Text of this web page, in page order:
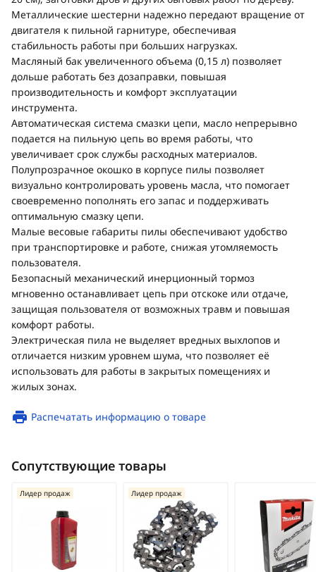
Металлические шестерни надежно передают вращение от
двигателя к пильной гарнитуре, обеспечивая
стабильность работы при больших нагрузках.
Масляный бак увеличенного объема (0,15 л) позволяет
дольше работать без дозаправки, повышая
производительность и комфорт эксплуатации
инструмента.
Автоматическая система смазки цепи, масло непрерывно
подается на пильную цепь во время работы, что
увеличивает срок службы расходных материалов.
Полупрозрачное окошко в корпусе пилы позволяет
визуально контролировать уровень масла, что помогает
своевременно пополнять его запас и поддерживать
оптимальную смазку цепи.
Малые весовые габариты пилы обеспечивают удобство
при транспортировке и работе, снижая утомляемость
пользователя.
Безопасный механический инерционный тормоз
мгновенно останавливает цепь при отскоке или отдаче,
защищая пользователя от возможных травм и повышая
комфорт работы.
Электрическая пила не выделяет вредных выхлопов и
отличается низким уровнем шума, что позволяет её
использовать для работы в закрытых помещениях и
жилых зонах.
Распечатать информацию о товаре
Сопутствующие товары
Лидер продаж Лидер продаж